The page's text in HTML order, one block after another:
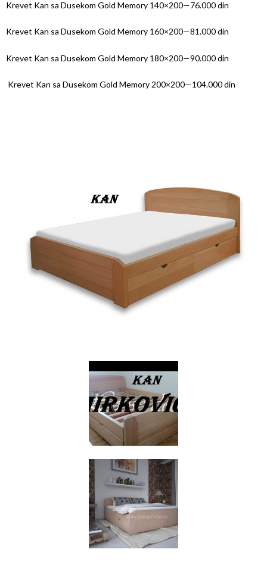
Krevet Kan sa Dusekom Gold Memory 140×200—76.000 din
Krevet Kan sa Dusekom Gold Memory 160×200—81.000 din
Krevet Kan sa Dusekom Gold Memory 180×200—90.000 din
Krevet Kan sa Dusekom Gold Memory 200×200—104.000 din